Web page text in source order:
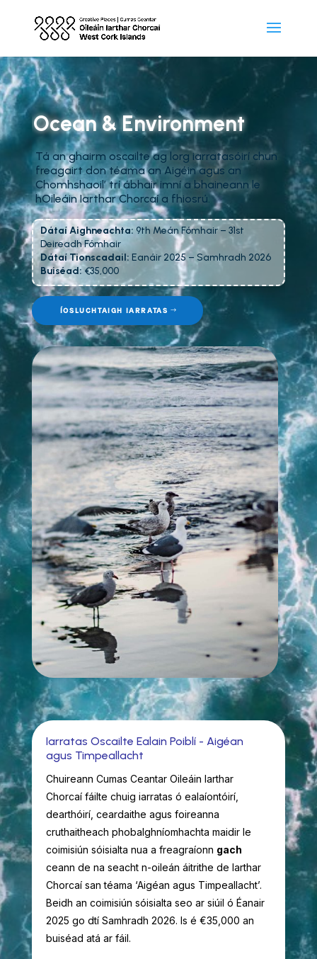
Ocean & Environment
Tá an ghairm oscailte ag lorg iarratasóirí chun
freagairt don téama an Aigéin agus an
Chomhshaoil’ trí ábhair imní a bhaineann le
hOileáin Iarthar Chorcaí a fhiosrú.
Dátaí Aighneachta: 9th Meán Fómhair – 31st
Deireadh Fómhair
Dátaí Tionscadail: Eanáir 2025 – Samhradh 2026
Buiséad: €35,000
ÍOSLUCHTAIGH IARRATAS
Iarratas Oscailte Ealain Poiblí - Aigéan
agus Timpeallacht
Chuireann Cumas Ceantar Oileáin Iarthar
Chorcaí fáilte chuig iarratas ó ealaíontóirí,
dearthóirí, ceardaithe agus foireanna
cruthaitheach phobalghníomhachta maidir le
coimisiún sóisialta nua a freagraíonn gach
ceann de na seacht n-oileán áitrithe de Iarthar
Chorcaí san téama ‘Aigéan agus Timpeallacht’.
Beidh an coimisiún sóisialta seo ar siúil ó Éanair
2025 go dtí Samhradh 2026. Is é €35,000 an
buiséad atá ar fáil.